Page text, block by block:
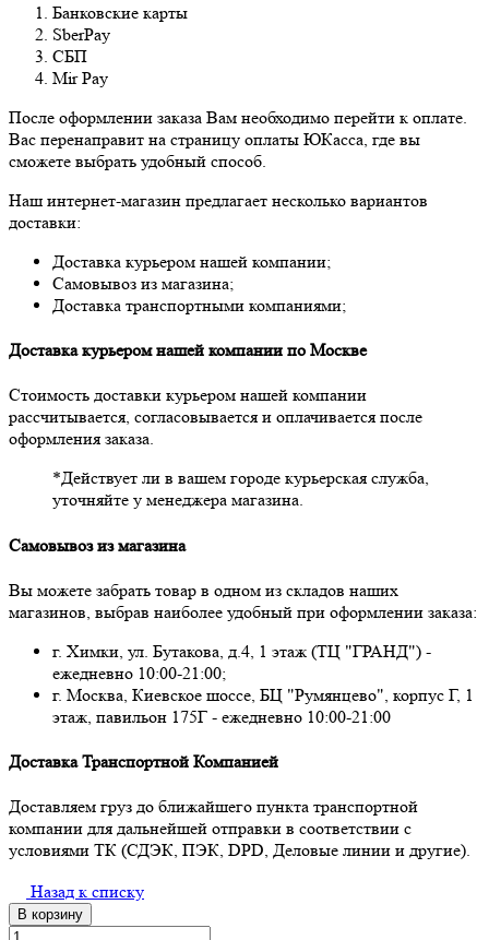
Банковские карты
SberPay
СБП
Mir Pay
После оформлении заказа Вам необходимо перейти к оплате.
Вас перенаправит на страницу оплаты ЮКасса, где вы
сможете выбрать удобный способ.
Наш интернет-магазин предлагает несколько вариантов
доставки:
Доставка курьером нашей компании;
Самовывоз из магазина;
Доставка транспортными компаниями;
Доставка курьером нашей компании по Москве
Стоимость доставки курьером нашей компании
рассчитывается, согласовывается и оплачивается после
оформления заказа.
*Действует ли в вашем городе курьерская служба,
уточняйте у менеджера магазина.
Самовывоз из магазина
Вы можете забрать товар в одном из складов наших
магазинов, выбрав наиболее удобный при оформлении заказа:
г. Химки, ул. Бутакова, д.4, 1 этаж (ТЦ "ГРАНД") -
ежедневно 10:00-21:00;
г. Москва, Киевское шоссе, БЦ "Румянцево", корпус Г, 1
этаж, павильон 175Г - ежедневно 10:00-21:00
Доставка Транспортной Компанией
Доставляем груз до ближайшего пункта транспортной
компании для дальнейшей отправки в соответствии с
условиями ТК (СДЭК, ПЭК, DPD, Деловые линии и другие).
Назад к списку
В корзину